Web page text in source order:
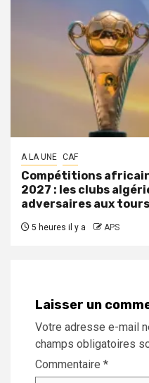
A LA UNE CAF
Compétitions
2027 : les clubs
adversaires aux
5 heures il y a APS
Laisser un
Votre adresse e-mail
champs obligatoires
Commentaire *